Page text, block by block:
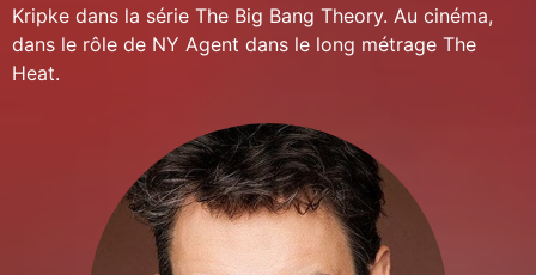
Kripke dans la série The Big Bang Theory. Au cinéma,
dans le rôle de NY Agent dans le long métrage The
Heat.